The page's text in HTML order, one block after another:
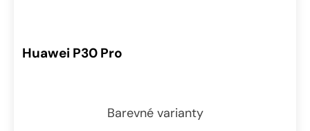
Huawei P30 Pro
Barevné varianty